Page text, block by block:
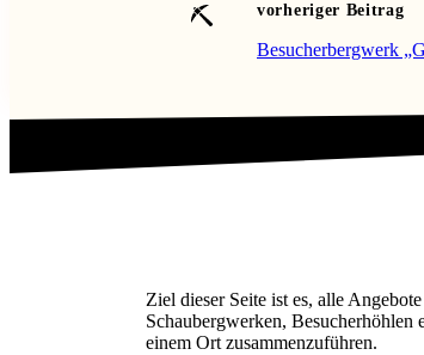
vorheriger Beitrag
Besucherbergwerk
Ziel dieser Seite ist es, alle
Schaubergwerken,
einem Ort zusammenzuführen.